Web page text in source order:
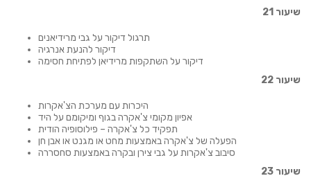
שיעור 21
תרגול דיקור על גבי מרידיאנים
דיקור להנעת אנרגיה
דיקור על השתקפות מרידיאן לפתיחת חסימה
שיעור 22
היכרות עם מערכת הצ'אקרות
אפיון מקומי צ'אקרה בגוף ומיקומם על היד
תפקיד כל צ'אקרה – פילוסופיה הודית
הפעלה של צ'אקרה באמצעות מחט או מגנט או אבן חן
סיבוב צ'אקרות על גבי צירן ובקרה באמצעות סחסררה
שיעור 23